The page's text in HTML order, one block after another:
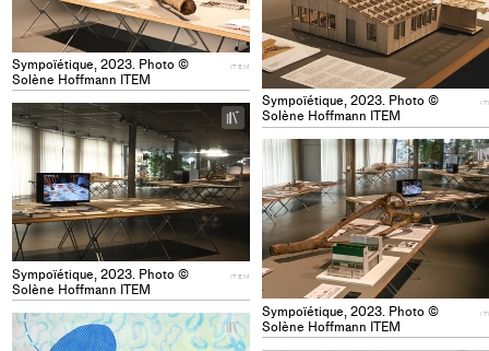
Sympoïétique, 2023. Photo ©
Solène Hoffmann ITEM
ITEM
Sympoïétique, 2023. Photo ©
Solène Hoffmann ITEM
Sympoïétique, 2023. Photo ©
Solène Hoffmann ITEM
ITEM
+
Add
project
to
collections
Sympoïétique, 2023. Photo ©
Solène Hoffmann ITEM
+
+
Add